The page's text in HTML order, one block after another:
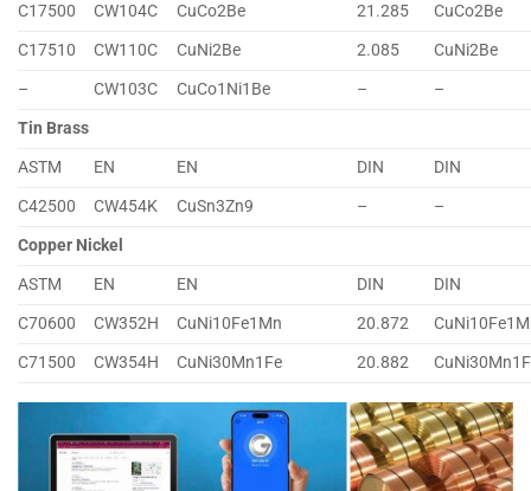
C17500
CW104C CuCo2Be 21.285
CuCo2Be
C17510
CW110C CuNi2Be 2.085
CuNi2Be
–
CW103C CuCo1Ni1Be –
–
Tin Brass
ASTM
EN EN DIN
DIN
C42500
CW454K CuSn3Zn9 –
–
Copper Nickel
ASTM
EN EN DIN
DIN
C70600
CW352H CuNi10Fe1Mn 20.872
C71500
CW354H CuNi30Mn1Fe 20.882